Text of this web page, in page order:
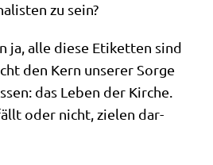
zu sein?
ja, alle die­se Eti­ket­ten sind
den Kern unse­rer Sor­ge
das Leben der Kir­che.
oder nicht, zie­len dar­